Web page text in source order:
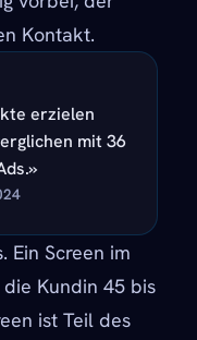
Kontakt.
erzielen
mit 36
Ein Screen im
Kundin 45 bis
ist Teil des